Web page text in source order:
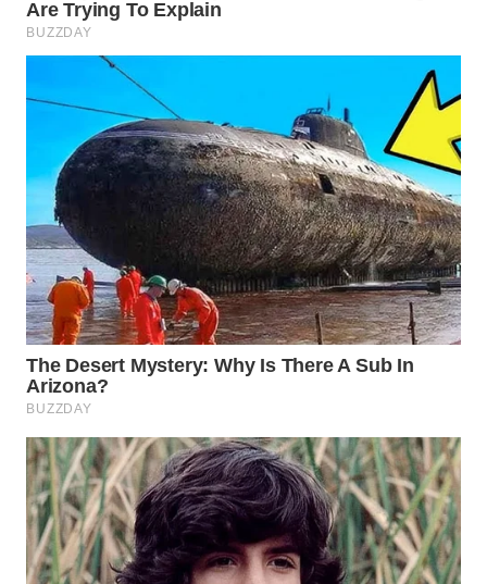
WN
WN
PADANG
LAWAS
SUMEDANG
WN
CIANJUR
WN
KEPULAUAN
SERIBU
WN
TANGERANG
WN
BINJAI